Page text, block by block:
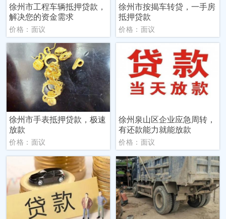
徐州市工程车辆抵押贷款，
解决您的资金需求
价格：面议
徐州市按揭车转贷，一手房
抵押贷款
价格：面议
徐州市手表抵押贷款，极速
放款
价格：面议
徐州泉山区企业应急周转，
有还款能力就能放款
价格：面议